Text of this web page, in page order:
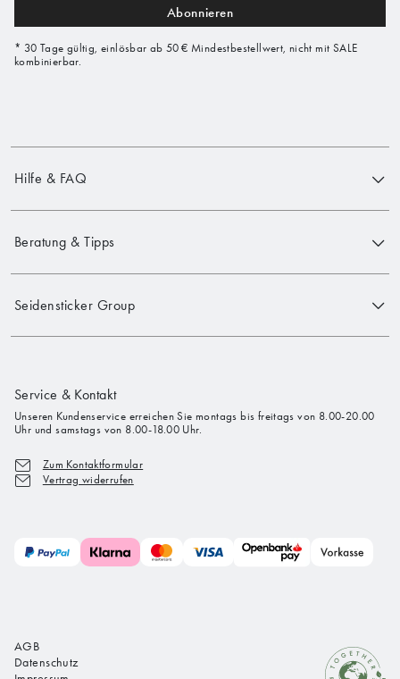
Abonnieren
* 30 Tage gültig, einlösbar ab 50 € Mindestbestellwert, nicht mit SALE
kombinierbar.
Hilfe & FAQ
Beratung & Tipps
Seidensticker Group
Service & Kontakt
Unseren Kundenservice erreichen Sie montags bis freitags von 8.00-20.00
Uhr und samstags von 8.00-18.00 Uhr.
Zum Kontaktformular
Vertrag widerrufen
AGB
Datenschutz